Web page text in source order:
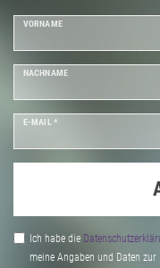
VORNAME
NACHNAME
E-MAIL *
Ich habe die
meine Angaben und Daten